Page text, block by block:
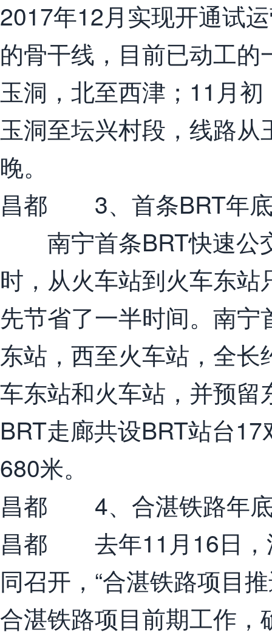
2017年12月实现开通试
的骨干线，目前已动工
玉洞，北至西津；11月
玉洞至坛兴村段，线路
晚。
昌都 3、首条BRT年底
南宁首条BRT快速公
时，从火车站到火车东
先节省了一半时间。南
东站，西至火车站，全
车东站和火车站，并预
BRT走廊共设BRT站台
680米。
昌都 4、合湛铁路年底
昌都 去年11月16日，
同召开，“合湛铁路项目
合湛铁路项目前期工作